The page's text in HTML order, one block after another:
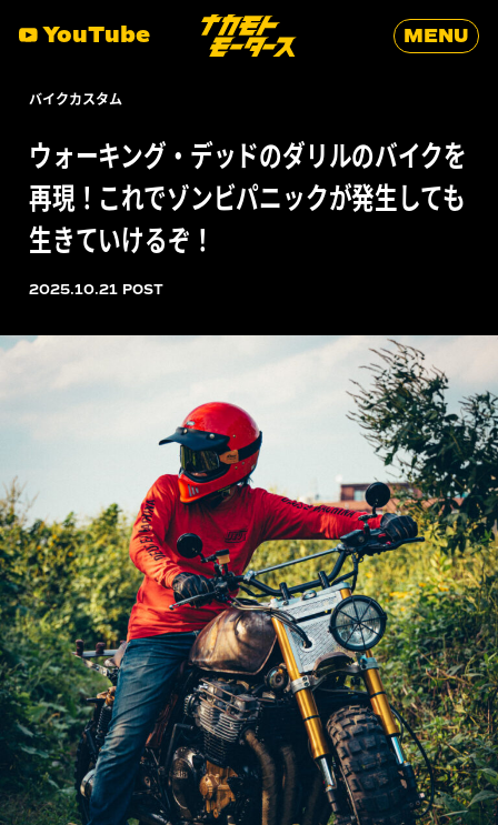
YouTube MENU
バイクカスタム
ウォーキング・デッドのダリルのバイクを
再現！これでゾンビパニックが発生しても
生きていけるぞ！
2025.10.21 POST